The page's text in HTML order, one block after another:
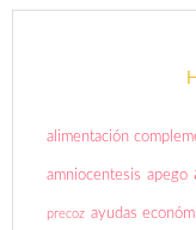
alimentación
amniocentesis apego
precoz ayudas